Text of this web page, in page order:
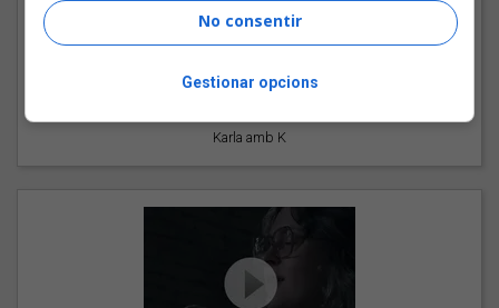
Karla amb K
No consentir
Gestionar opcions